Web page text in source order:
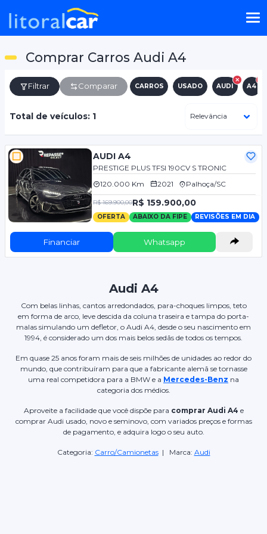
Comprar Carros Audi A4
Filtrar Comparar CARROS USADO AUDI A4
Total de veículos: 1
AUDI A4
PRESTIGE PLUS TFSI 190CV S TRONIC
120.000 Km
2021 Palhoça/SC
R$ 169.900,00R$ 159.900,00
OFERTA ABAIXO DA FIPE REVISÕES EM DIA
Financiar Whatsapp
Audi A4
Com belas linhas, cantos arredondados, para-choques limpos, teto
em forma de arco, leve descida da coluna traseira e tampa do porta-
malas simulando um defletor, o Audi A4, desde o seu nascimento em
1994, é considerado um dos mais belos sedãs de todos os tempos.
Em quase 25 anos foram mais de seis milhões de unidades ao redor do
mundo, que contribuíram para que a fabricante alemã se tornasse
uma real competidora para a BMW e a Mercedes-Benz na
categoria dos médios.
Aproveite a facilidade que você dispõe para comprar Audi A4 e
comprar Audi usado, novo e seminovo, com variados preços e formas
de pagamento, e adquira logo o seu auto.
Categoria: Carro/Camionetas| Marca: Audi